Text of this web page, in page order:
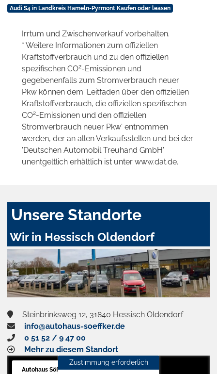
Audi S4 in Landkreis Hameln-Pyrmont Kaufen oder leasen
Irrtum und Zwischenverkauf vorbehalten.
* Weitere Informationen zum offiziellen
Kraftstoffverbrauch und zu den offiziellen
spezifischen CO2-Emissionen und
gegebenenfalls zum Stromverbrauch neuer
Pkw können dem 'Leitfaden über den offiziellen
Kraftstoffverbrauch, die offiziellen spezifischen
CO2-Emissionen und den offiziellen
Stromverbrauch neuer Pkw' entnommen
werden, der an allen Verkaufsstellen und bei der
'Deutschen Automobil Treuhand GmbH'
unentgeltlich erhältlich ist unter www.dat.de.
Unsere Standorte
Wir in Hessisch Oldendorf
Steinbrinksweg 12, 31840 Hessisch Oldendorf
info@autohaus-soeffker.de
0 51 52 / 9 47 00
Mehr zu diesem Standort
Autohaus Söffker GmbH
Zustimmung erforderlich